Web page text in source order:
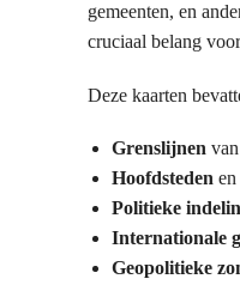
gemeenten, en
cruciaal belang
Deze kaarten
Grenslijnen
Hoofdsteden
Politieke
Internationale
Geopolitieke